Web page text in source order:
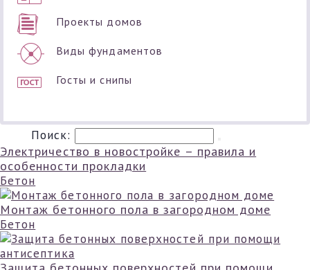
Проекты домов
Виды фундаментов
Госты и снипы
Поиск:
Электричество в новостройке – правила и
особенности прокладки
Бетон
Монтаж бетонного пола в загородном доме
Бетон